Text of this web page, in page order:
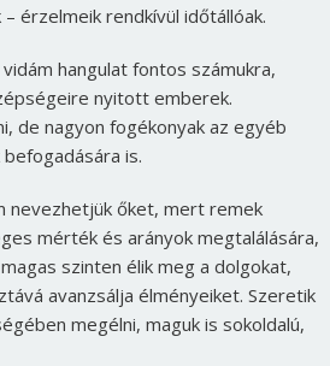
érzelmeik rendkívül időtállóak.
hangulat fontos számukra,
nyitott emberek.
de nagyon fogékonyak az egyéb
is.
nevezhetjük őket, mert remek
mérték és arányok megtalálására,
szinten élik meg a dolgokat,
avanzsálja élményeiket. Szeretik
megélni, maguk is sokoldalú,